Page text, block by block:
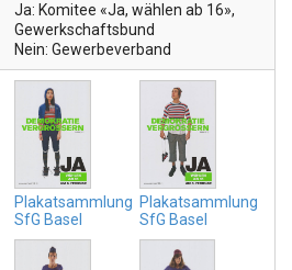
Ja: Komitee «Ja, wählen ab 16»,
Gewerkschaftsbund
Nein: Gewerbeverband
Plakatsammlung
SfG Basel
Plakatsammlung
SfG Basel